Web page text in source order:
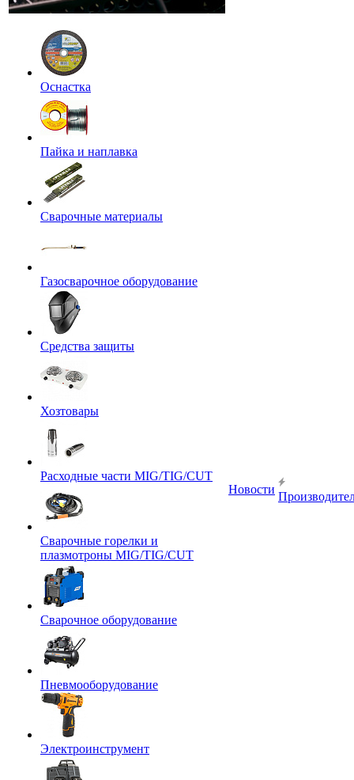
Оснастка
Пайка и наплавка
Сварочные материалы
Газосварочное оборудование
Средства защиты
Хозтовары
Расходные части MIG/TIG/CUT
Сварочные горелки и
плазмотроны MIG/TIG/CUT
Сварочное оборудование
Пневмооборудование
Электроинструмент
Новости